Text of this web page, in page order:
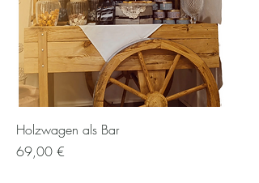
Holzwagen als Bar
Preis
69,00 €